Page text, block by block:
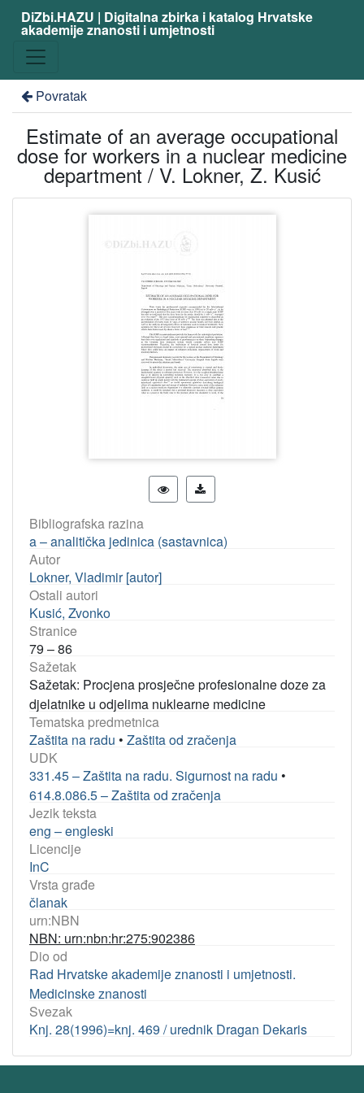
DiZbi.HAZU | Digitalna zbirka i katalog Hrvatske
akademije znanosti i umjetnosti
Povratak
Estimate of an average occupational
dose for workers in a nuclear medicine
department / V. Lokner, Z. Kusić
Bibliografska razina
a – analitička jedinica (sastavnica)
Autor
Lokner, Vladimir [autor]
Ostali autori
Kusić, Zvonko
Stranice
79 – 86
Sažetak
Sažetak: Procjena prosječne profesionalne doze za
djelatnike u odjelima nuklearne medicine
Tematska predmetnica
Zaštita na radu • Zaštita od zračenja
UDK
331.45 – Zaštita na radu. Sigurnost na radu •
614.8.086.5 – Zaštita od zračenja
Jezik teksta
eng – engleski
Licencije
InC
Vrsta građe
članak
urn:NBN
NBN: urn:nbn:hr:275:902386
Dio od
Rad Hrvatske akademije znanosti i umjetnosti.
Medicinske znanosti
Svezak
Knj. 28(1996)=knj. 469 / urednik Dragan Dekaris